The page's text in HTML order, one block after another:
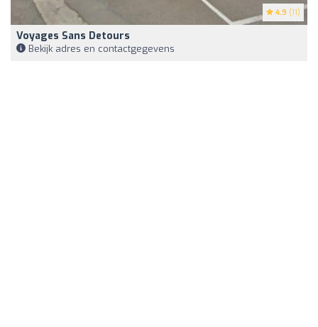
4.9 (11)
Voyages Sans Detours
Bekijk adres en contactgegevens